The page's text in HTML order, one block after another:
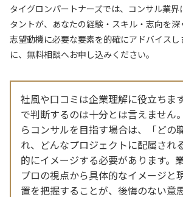
タイグロンパートナーズでは、コンサル業
タントが、あなたの経験・スキル・志向を深
志望動機に必要な要素を的確にアドバイス
に、無料相談へお申し込みください。
社風や口コミは企業理解に役立ちま
で判断するのは十分とは言えません
らコンサルを目指す場合は、「どの
れ、どんなプロジェクトに配属され
的にイメージする必要があります。
プロの視点から具体的なイメージと
置を把握することが、後悔のない意